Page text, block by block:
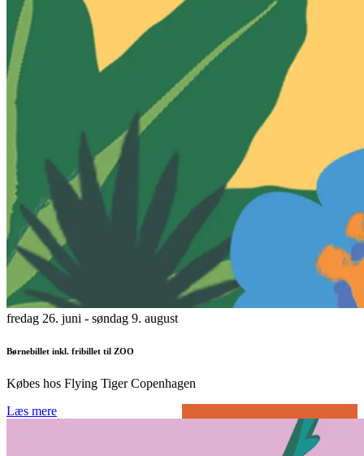
fredag 26. juni - søndag 9. august
Børnebillet inkl. fribillet til ZOO
Købes hos Flying Tiger Copenhagen
Læs mere